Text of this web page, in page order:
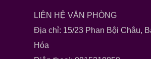
LIÊN HỆ VĂN PHÒNG
Địa chỉ: 15/23 Phan Bội Châu,
Hóa